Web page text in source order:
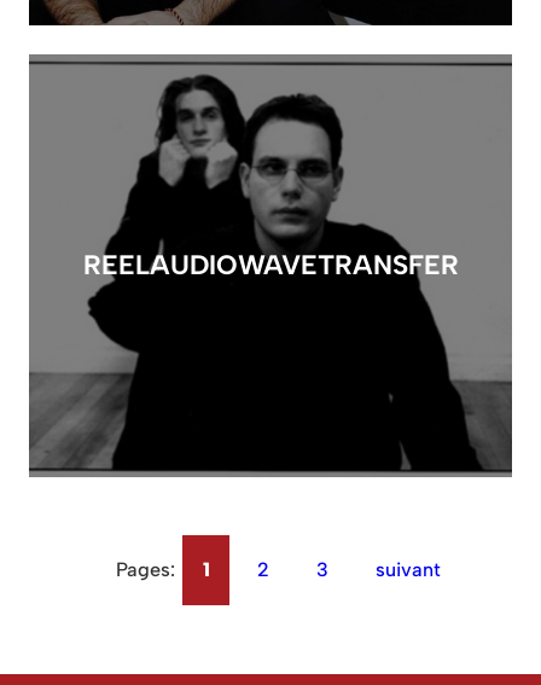
REELAUDIOWAVETRANSFER
Pages: 1 2 3 suivant